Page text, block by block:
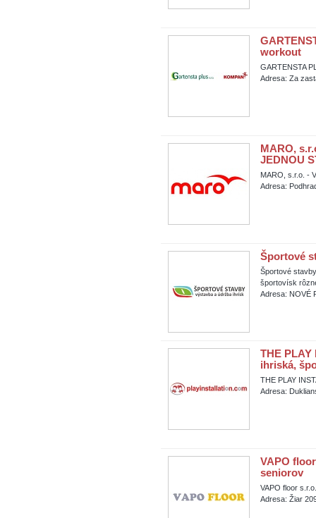
workout
GARTENSTA
Adresa: Za
MARO,
JEDNOU
MARO, s.r.o. -
Adresa:
Športové
Športové
športovísk
Adresa: NOVÉ
THE PLAY
ihriská,
THE PLAY
Adresa:
VAPO
seniorov
VAPO floor
Adresa: Žiar